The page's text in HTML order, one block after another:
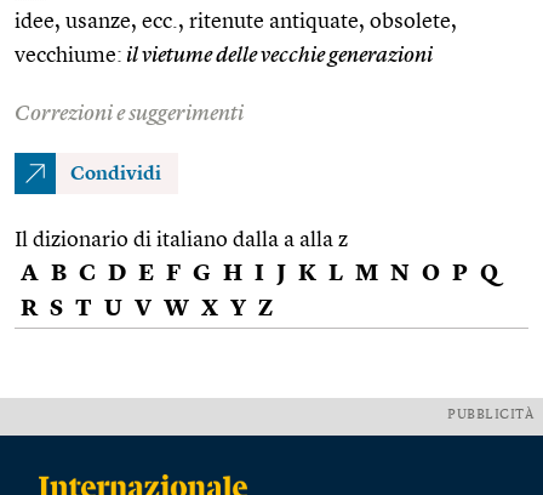
idee, usanze, ecc., ritenute antiquate, obsolete,
vecchiume: il vietume delle vecchie generazioni
Correzioni e suggerimenti
Condividi
Il dizionario di italiano dalla a alla z
A B C D E F G H I J K L M N O P Q
R S T U V W X Y Z
PUBBLICITÀ